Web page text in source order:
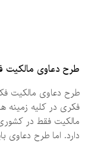
طرح دعاوی مالکیت
طرح دعاوی مالکیت
فکری در کلیه زمینه
مالکیت فقط در
دارد. اما طرح دعاوی